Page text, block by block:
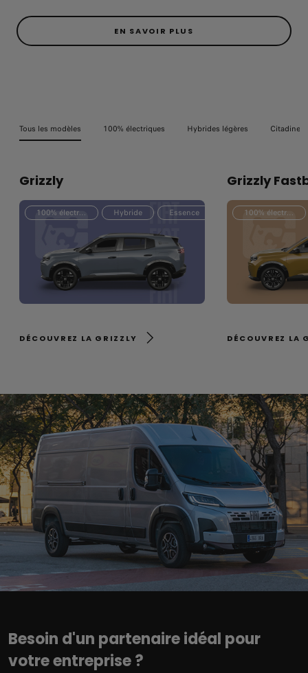
EN SAVOIR PLUS
Tous les modèles 100% électriques Hybrides légères Citadines
Grizzly
100% électrique Hybride Essence
DÉCOUVREZ LA GRIZZLY
Grizzly
100% électrique
DÉCOUVREZ LA
Besoin d'un partenaire idéal pour
votre entreprise ?